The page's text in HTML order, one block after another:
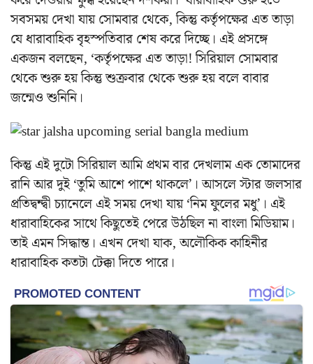
সবসময় দেখা যায় সোমবার থেকে, কিন্তু কর্তৃপক্ষের এত তাড়া
যে ধারাবাহিক বৃহস্পতিবার শেষ করে দিচ্ছে। এই প্রসঙ্গে
একজন বলছেন, ‘কর্তৃপক্ষের এত তাড়া! সিরিয়াল সোমবার
থেকে শুরু হয়‌ কিন্তু শুক্রবার থেকে শুরু হয় বলে বাবার
জন্মেও শুনিনি।
কিন্তু এই দুটো সিরিয়াল আমি প্রথম বার দেখলাম এক তোমাদের
রানি আর দুই ‘তুমি আশে পাশে থাকলে’।আসলে স্টার জলসার
প্রতিদ্বন্দ্বী চ্যানেলে এই সময় দেখা যায় ‘নিম ফুলের মধু’। এই
ধারাবাহিকের সাথে কিছুতেই পেরে উঠছিল না বাংলা মিডিয়াম।
তাই এমন সিদ্ধান্ত। এখন দেখা যাক, অলৌকিক কাহিনীর
ধারাবাহিক কতটা টেক্কা দিতে পারে।